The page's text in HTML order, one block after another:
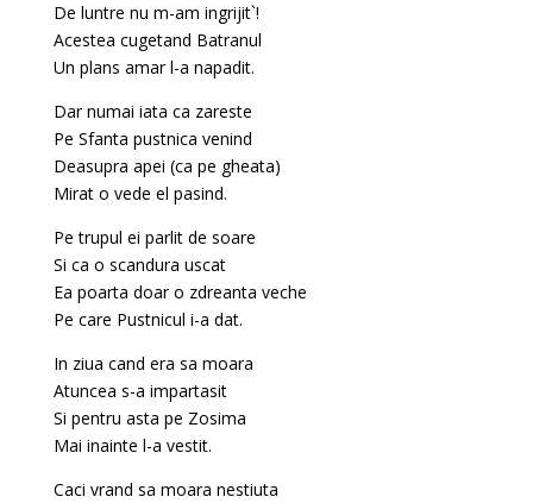
De luntre nu m-am ingrijit`!
Acestea cugetand Batranul
Un plans amar l-a napadit.
Dar numai iata ca zareste
Pe Sfanta pustnica venind
Deasupra apei (ca pe gheata)
Mirat o vede el pasind.
Pe trupul ei parlit de soare
Si ca o scandura uscat
Ea poarta doar o zdreanta veche
Pe care Pustnicul i-a dat.
In ziua cand era sa moara
Atuncea s-a impartasit
Si pentru asta pe Zosima
Mai inainte l-a vestit.
Caci vrand sa moara nestiuta